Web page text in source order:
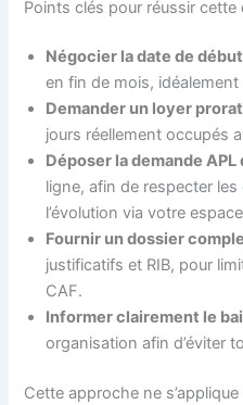
Points clés pour réussir cette
Négocier la date de
en fin de mois,
Demander un loyer
jours réellement occupés
Déposer la demande
ligne, afin de respecter
l’évolution via votre
Fournir un dossier
justificatifs et RIB, pour
CAF.
Informer clairement le
organisation afin d’éviter
Cette approche ne